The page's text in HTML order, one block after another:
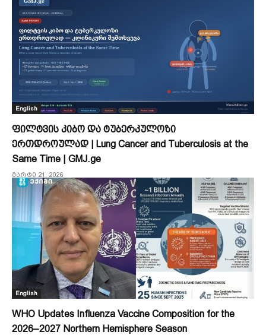
English
ფილტვის კიბო და ტუბერკულოზი
ერთდროულად | Lung Cancer and Tuberculosis at the
Same Time | GMJ.ge
მარტი 21, 2026
English
WHO Updates Influenza Vaccine Composition for the
2026–2027 Northern Hemisphere Season